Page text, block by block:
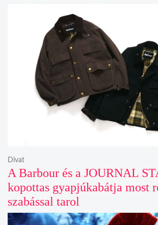
A Barbour és a JOURNAL
kopottas gyapjúkabátja most
szabással tarol
Divat